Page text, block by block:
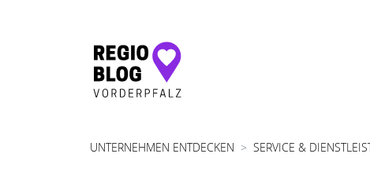
Hauptnavigation
UNTERNEHMEN ENTDECKEN SERVICE &